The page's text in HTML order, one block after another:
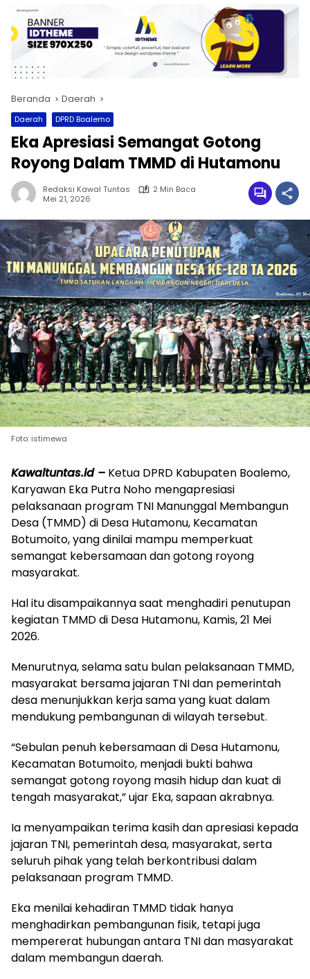
Beranda Daerah
Daerah DPRD Boalemo
Eka Apresiasi Semangat Gotong
Royong Dalam TMMD di Hutamonu
Redaksi Kawal Tuntas
2 Min Baca
Mei 21, 2026
Foto: istimewa
Kawaltuntas.id – Ketua DPRD Kabupaten Boalemo,
Karyawan Eka Putra Noho mengapresiasi
pelaksanaan program TNI Manunggal Membangun
Desa (TMMD) di Desa Hutamonu, Kecamatan
Botumoito, yang dinilai mampu memperkuat
semangat kebersamaan dan gotong royong
masyarakat.
Hal itu disampaikannya saat menghadiri penutupan
kegiatan TMMD di Desa Hutamonu, Kamis, 21 Mei
2026.
Menurutnya, selama satu bulan pelaksanaan TMMD,
masyarakat bersama jajaran TNI dan pemerintah
desa menunjukkan kerja sama yang kuat dalam
mendukung pembangunan di wilayah tersebut.
“Sebulan penuh kebersamaan di Desa Hutamonu,
Kecamatan Botumoito, menjadi bukti bahwa
semangat gotong royong masih hidup dan kuat di
tengah masyarakat,” ujar Eka, sapaan akrabnya.
Ia menyampaikan terima kasih dan apresiasi kepada
jajaran TNI, pemerintah desa, masyarakat, serta
seluruh pihak yang telah berkontribusi dalam
pelaksanaan program TMMD.
Eka menilai kehadiran TMMD tidak hanya
menghadirkan pembangunan fisik, tetapi juga
mempererat hubungan antara TNI dan masyarakat
dalam membangun daerah.